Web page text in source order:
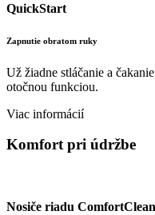
QuickStart
Zapnutie obratom ruky
Už žiadne stláčanie a
otočnou funkciou.
Viac informácií
Komfort pri údržbe
Nosiče riadu ComfortClean